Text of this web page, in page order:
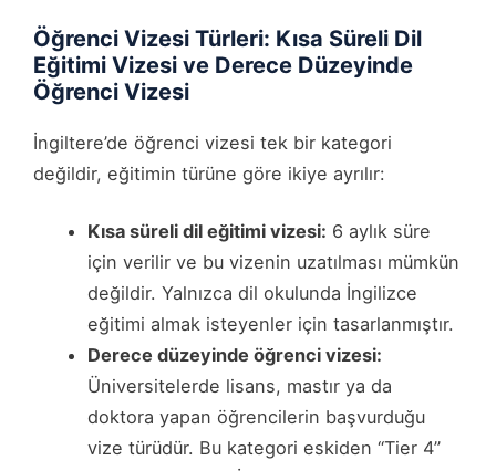
Öğrenci Vizesi Türleri: Kısa Süreli Dil
Eğitimi Vizesi ve Derece Düzeyinde
Öğrenci Vizesi
İngiltere’de öğrenci vizesi tek bir kategori
değildir, eğitimin türüne göre ikiye ayrılır:
Kısa süreli dil eğitimi vizesi: 6 aylık süre
için verilir ve bu vizenin uzatılması mümkün
değildir. Yalnızca dil okulunda İngilizce
eğitimi almak isteyenler için tasarlanmıştır.
Derece düzeyinde öğrenci vizesi:
Üniversitelerde lisans, mastır ya da
doktora yapan öğrencilerin başvurduğu
vize türüdür. Bu kategori eskiden “Tier 4”